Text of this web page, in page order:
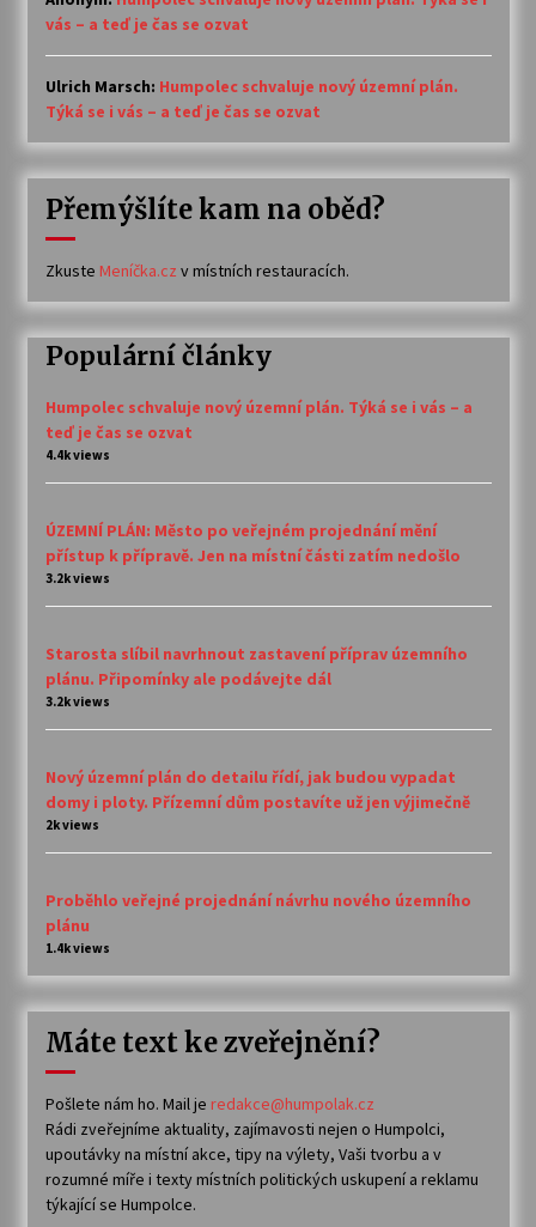
vás – a teď je čas se ozvat
Ulrich Marsch: Humpolec schvaluje nový územní plán.
Týká se i vás – a teď je čas se ozvat
Přemýšlíte kam na oběd?
Zkuste Meníčka.cz v místních restauracích.
Populární články
Humpolec schvaluje nový územní plán. Týká se i vás – a
teď je čas se ozvat
4.4k views
ÚZEMNÍ PLÁN: Město po veřejném projednání mění
přístup k přípravě. Jen na místní části zatím nedošlo
3.2k views
Starosta slíbil navrhnout zastavení příprav územního
plánu. Připomínky ale podávejte dál
3.2k views
Nový územní plán do detailu řídí, jak budou vypadat
domy i ploty. Přízemní dům postavíte už jen výjimečně
2k views
Proběhlo veřejné projednání návrhu nového územního
plánu
1.4k views
Máte text ke zveřejnění?
Pošlete nám ho. Mail je redakce@humpolak.cz
Rádi zveřejníme aktuality, zajímavosti nejen o Humpolci,
upoutávky na místní akce, tipy na výlety, Vaši tvorbu a v
rozumné míře i texty místních politických uskupení a reklamu
týkající se Humpolce.